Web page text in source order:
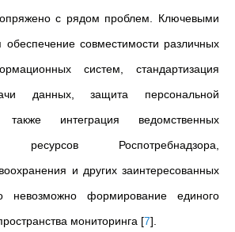
с рядом проблем. Ключевыми
обеспечение совместимости различных
систем, стандартизация
данных, защита персональной
интеграция ведомственных
ресурсов Роспотребнадзора,
и других заинтересованных
невозможно формирование единого
мониторинга [7]